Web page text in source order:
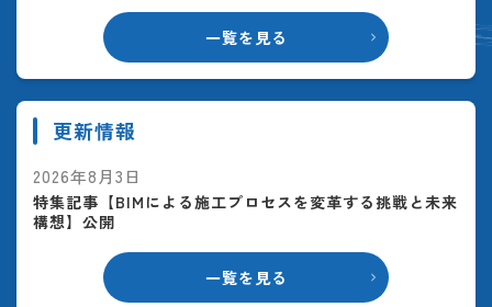
一覧を見る
更新情報
一覧を見る
2026年8月3日
特集記事【BIMによる施工プロセスを変革する挑戦と未来
構想】公開